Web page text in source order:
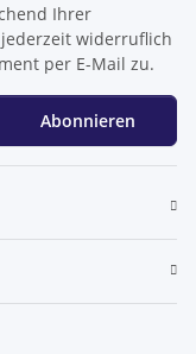
Ihrer
widerruflich
per E-Mail zu.
Abonnieren